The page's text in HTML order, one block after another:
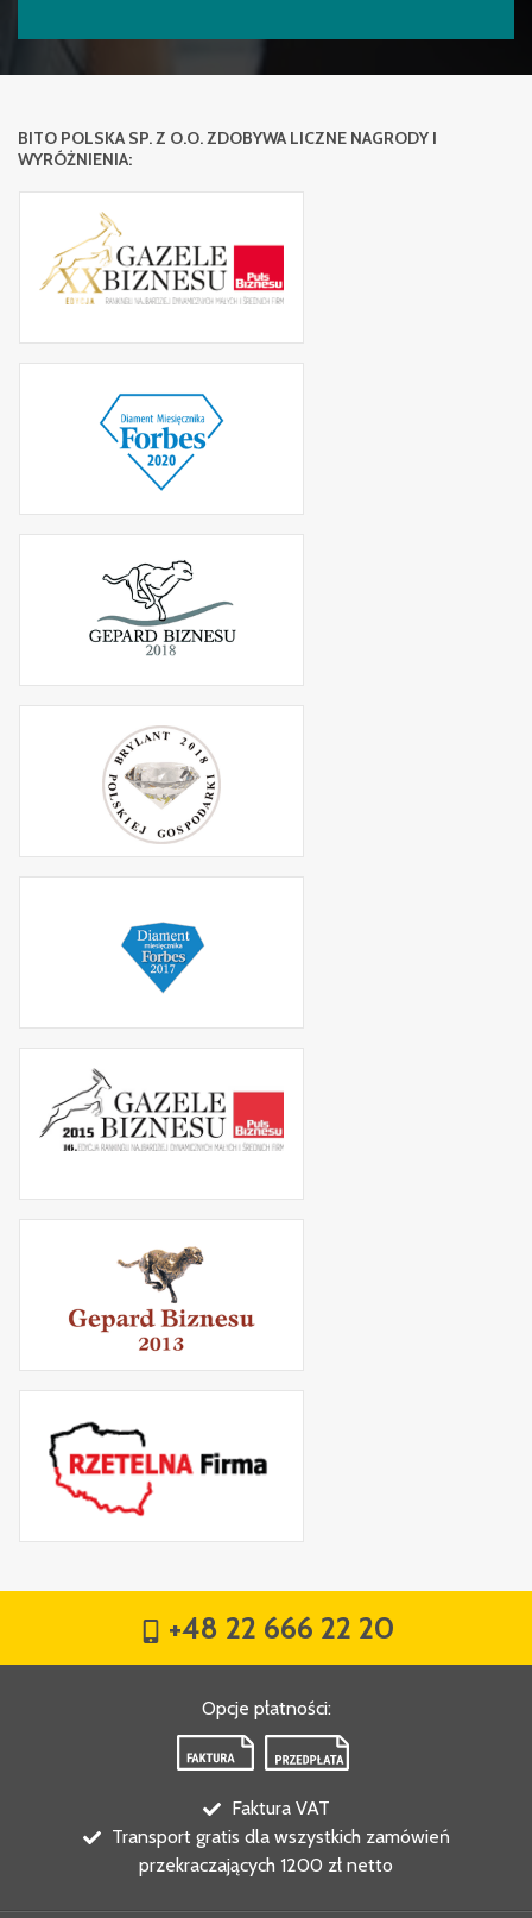
BITO POLSKA SP. Z O.O. ZDOBYWA LICZNE NAGRODY I
WYRÓŻNIENIA:
+48 22 666 22 20
Opcje płatności:
Faktura VAT
Transport gratis dla wszystkich zamówień
przekraczających 1200 zł netto